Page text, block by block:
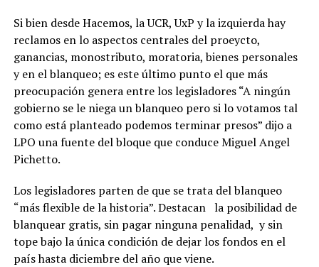
Si bien desde Hacemos, la UCR, UxP y la izquierda hay
reclamos en lo aspectos centrales del proeycto,
ganancias, monostributo, moratoria, bienes personales
y en el blanqueo; es este último punto el que más
preocupación genera entre los legisladores “A ningún
gobierno se le niega un blanqueo pero si lo votamos tal
como está planteado podemos terminar presos” dijo a
LPO una fuente del bloque que conduce Miguel Angel
Pichetto.
Los legisladores parten de que se trata del blanqueo
“más flexible de la historia”. Destacan la posibilidad de
blanquear gratis, sin pagar ninguna penalidad, y sin
tope bajo la única condición de dejar los fondos en el
país hasta diciembre del año que viene.